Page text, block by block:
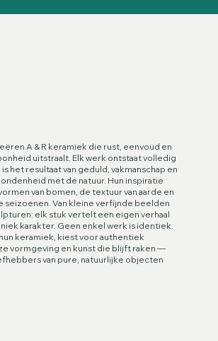
A & R keramiek die rust, eenvoud en
uitstraalt. Elk werk ontstaat volledig
het resultaat van geduld, vakmanschap en
met de natuur. Hun inspiratie
van bomen, de textuur van aarde en
seizoenen. Van kleine verfijnde beelden
elk stuk vertelt een eigen verhaal
karakter. Geen enkel werk is identiek.
keramiek, kiest voor authentiek
vormgeving en kunst die blijft raken —
van pure, natuurlijke objecten